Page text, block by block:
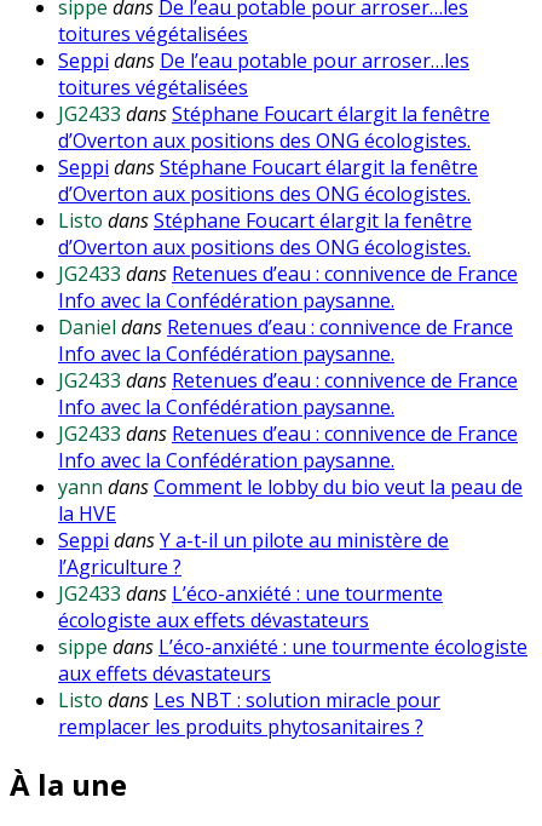
sippe dans De l’eau potable pour arroser…les
toitures végétalisées
Seppi dans De l’eau potable pour arroser…les
toitures végétalisées
JG2433 dansStéphane Foucart élargit la fenêtre
d’Overton aux positions des ONG écologistes.
Seppi dansStéphane Foucart élargit la fenêtre
d’Overton aux positions des ONG écologistes.
Listo dansStéphane Foucart élargit la fenêtre
d’Overton aux positions des ONG écologistes.
JG2433 dans Retenues d’eau : connivence de France
Info avec la Confédération paysanne.
Daniel dans Retenues d’eau : connivence de France
Info avec la Confédération paysanne.
JG2433 dans Retenues d’eau : connivence de France
Info avec la Confédération paysanne.
JG2433 dans Retenues d’eau : connivence de France
Info avec la Confédération paysanne.
yann dansComment le lobby du bio veut la peau de
la HVE
Seppi dansY a-t-il un pilote au ministère de
l’Agriculture ?
JG2433 dans L’éco-anxiété : une tourmente
écologiste aux effets dévastateurs
sippe dans L’éco-anxiété : une tourmente écologiste
aux effets dévastateurs
Listo dans Les NBT : solution miracle pour
remplacer les produits phytosanitaires ?
À la une